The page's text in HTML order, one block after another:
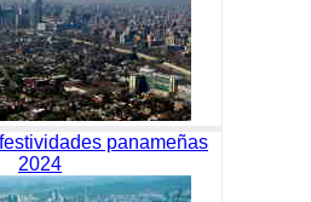
panameñas
2024